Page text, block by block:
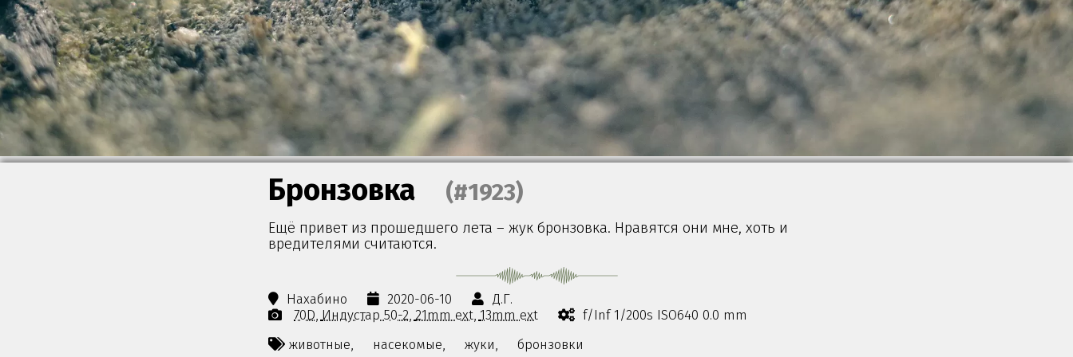
Бронзовка (#1923)
Ещё привет из прошедшего лета – жук бронзовка. Нравятся они мне, хоть и
вредителями считаются.
Нахабино 2020-06-10
Д.Г.
70D Индустар 50-2 21mm ext 13mm ext
f/Inf 1/200s ISO640 0.0 mm
животные,
насекомые, жуки, бронзовки